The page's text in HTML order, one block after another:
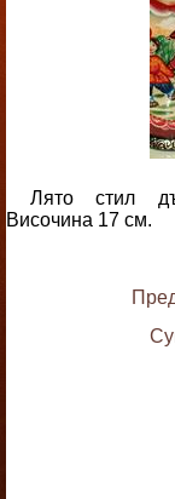
Лято стил
Височина 17 см.